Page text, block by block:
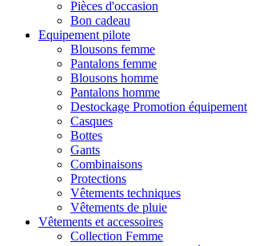
Pièces d'occasion
Bon cadeau
Equipement pilote
Blousons femme
Pantalons femme
Blousons homme
Pantalons homme
Destockage Promotion équipement
Casques
Bottes
Gants
Combinaisons
Protections
Vêtements techniques
Vêtements de pluie
Vêtements et accessoires
Collection Femme